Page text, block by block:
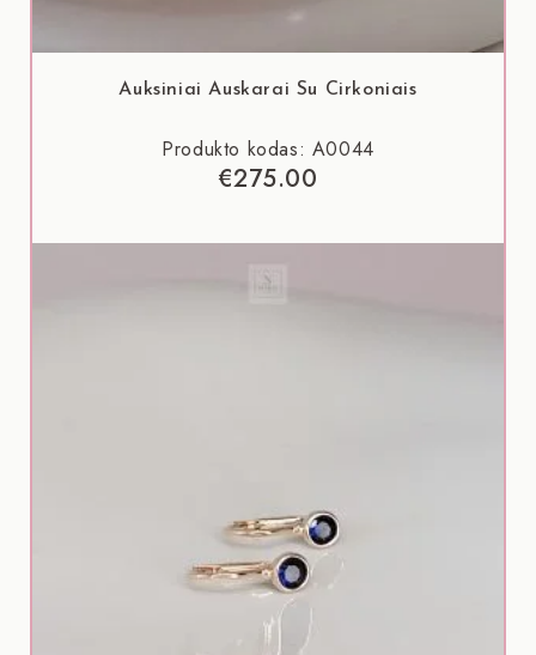
Auksiniai Auskarai Su Cirkoniais
Produkto kodas: A0044
€275.00